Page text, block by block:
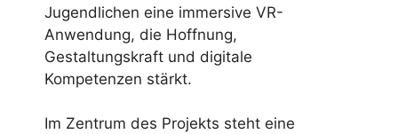
Jugendlichen eine immersive VR-
Anwendung, die Hoffnung,
Gestaltungskraft und digitale
Kompetenzen stärkt.
Im Zentrum des Projekts steht eine